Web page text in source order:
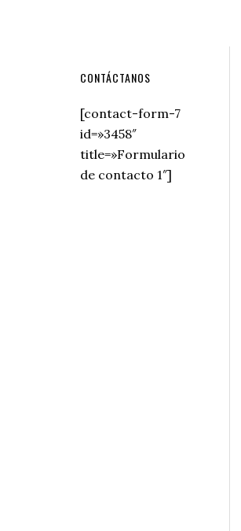
Secondary
Sidebar
CONTÁCTANOS
[contact-form-7
id=»3458″
title=»Formulario
de contacto 1″]